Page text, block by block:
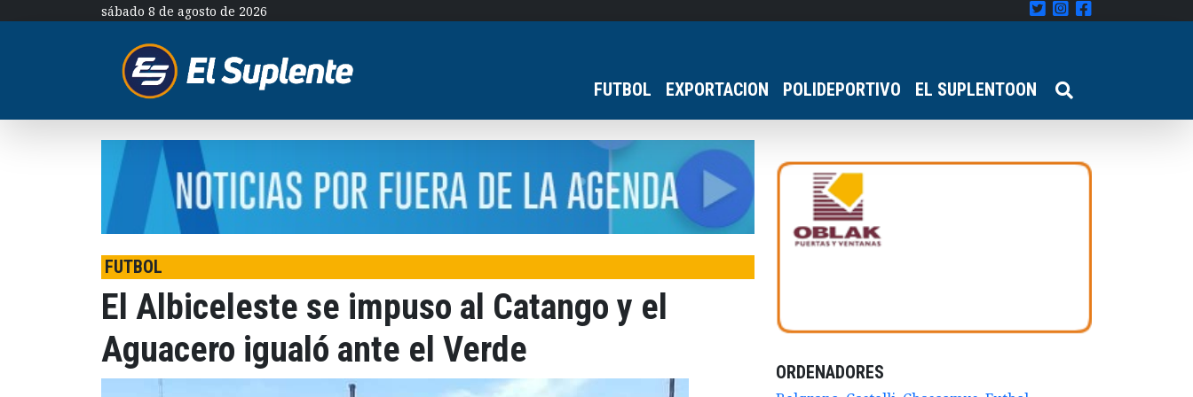
sábado 8 de agosto de 2026
FUTBOL EXPORTACION POLIDEPORTIVO EL SUPLENTOON
FUTBOL
El Albiceleste se impuso al Catango y el
Aguacero igualó ante el Verde
ORDENADORES